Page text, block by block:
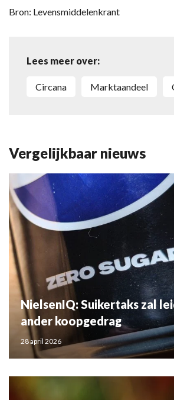
Bron: Levensmiddelenkrant
Lees meer over:
Circana marktaandeel
Vergelijkbaar nieuws
NielsenIQ: Suikertaks zal
ander koopgedrag
28 april 2026